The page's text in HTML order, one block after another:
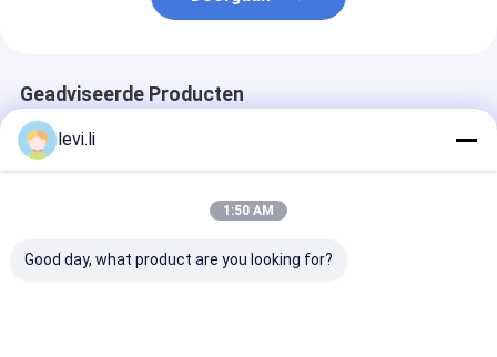
Geadviseerde Producten
levi.li
1:50 AM
Good day, what product are you looking for?